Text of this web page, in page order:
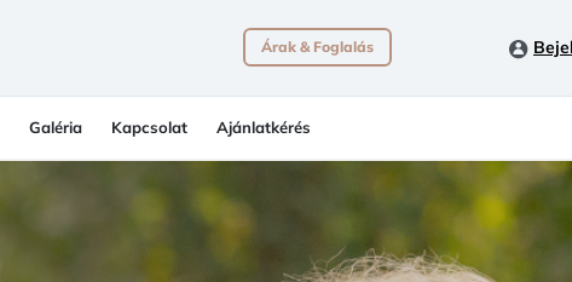
Árak & Foglalás
Galéria Kapcsolat Ajánlatkérés